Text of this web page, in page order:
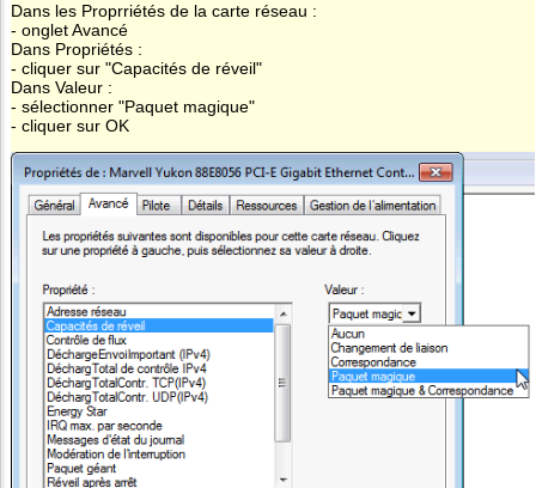
Dans les Proprriétés de la carte réseau :
- onglet Avancé
Dans Propriétés :
- cliquer sur "Capacités de réveil"
Dans Valeur :
- sélectionner "Paquet magique"
- cliquer sur OK